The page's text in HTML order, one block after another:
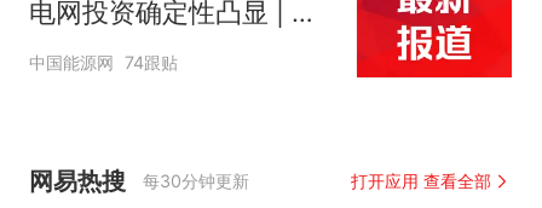
电网投资确定性凸显 | 投
研报告
中国能源网 74跟贴
网易热搜 每30分钟更新 打开应用 查看全部